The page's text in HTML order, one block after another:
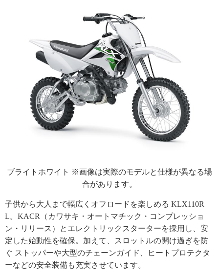
ブライトホワイト ※画像は実際のモデルと仕様が異なる場
合があります。
子供から大人まで幅広くオフロードを楽しめる KLX110R
L。KACR（カワサキ・オートマチック・コンプレッショ
ン・リリース）とエレクトリックスターターを採用し、安
定した始動性を確保。加えて、スロットルの開け過ぎを防
ぐ ストッパーや大型のチェーンガイド、ヒートプロテクタ
ーなどの安全装備も充実させています。